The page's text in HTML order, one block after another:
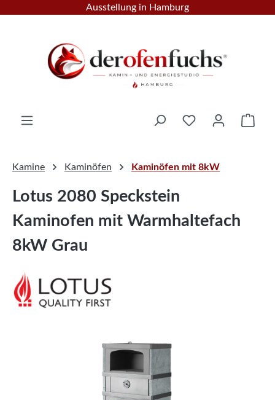
Zum Hauptinhalt springen
Ausstellung in Hamburg
Kamine Kaminöfen Kaminöfen mit 8kW
Lotus 2080 Speckstein
Kaminofen mit Warmhaltefach
8kW Grau
Bildergalerie überspringen